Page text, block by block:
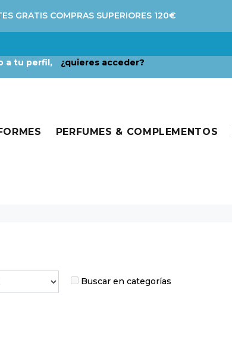
GRATIS COMPRAS SUPERIORES 120€
a tu perfil,
¿quieres acceder?
PERFUMES & COMPLEMENTOS
Buscar en categorías